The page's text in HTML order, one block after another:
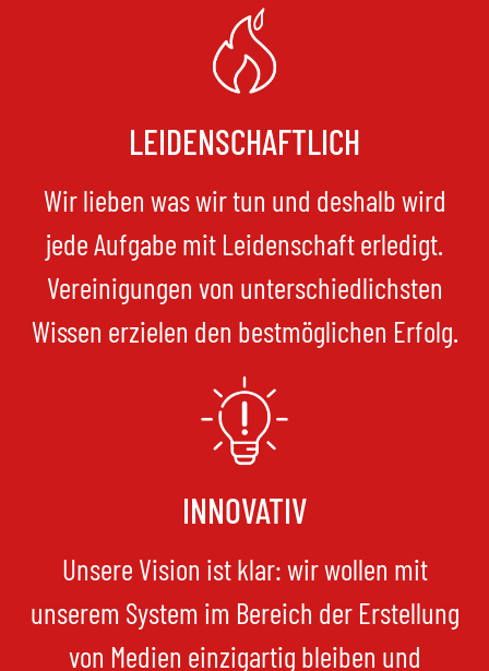
LEIDENSCHAFTLICH
Wir lieben was wir tun und deshalb wird
jede Aufgabe mit Leidenschaft erledigt.
Vereinigungen von unterschiedlichsten
Wissen erzielen den bestmöglichen Erfolg.
INNOVATIV
Unsere Vision ist klar: wir wollen mit
unserem System im Bereich der Erstellung
von Medien einzigartig bleiben und